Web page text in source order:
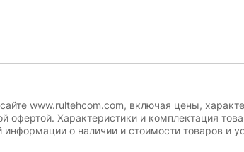
www.rultehcom.com, включая цены,
офертой. Характеристики и комплектация
информации о наличии и стоимости товаров и